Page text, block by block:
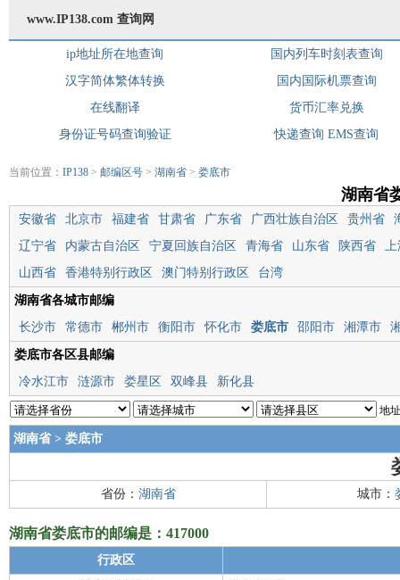
www.IP138.com 查询网
ip地址所在地查询
国内列车时刻表查询
汉字简体繁体转换
国内国际机票查询
在线翻译
货币汇率兑换
身份证号码查询验证
快递查询 EMS查询
当前位置： IP138 > 邮编区号 > 湖南省 > 娄底市
湖南省
安徽省 北京市 福建省 甘肃省 广东省 广西壮族自治区 贵州省
辽宁省
内蒙古自治区 宁夏回族自治区 青海省 山东省 陕西省
上
山西省
香港特别行政区 澳门特别行政区 台湾
湖南省各城市邮编
长沙市
常德市 郴州市 衡阳市 怀化市 娄底市 邵阳市 湘潭市
娄底市各区县邮编
冷水江市
涟源市 娄星区 双峰县 新化县
地
湖南省> 娄底市
省份： 湖南省 城市：
湖南省娄底市的邮编是：417000
行政区